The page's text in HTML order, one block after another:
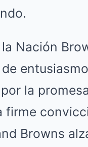
Nación
la
firme
Browns